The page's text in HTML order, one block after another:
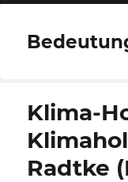
Klima-
Radtke